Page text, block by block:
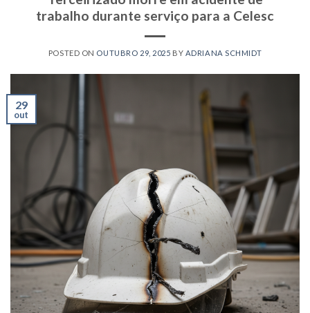
trabalho durante serviço para a Celesc
POSTED ON OUTUBRO 29, 2025 BY ADRIANA SCHMIDT
29
out